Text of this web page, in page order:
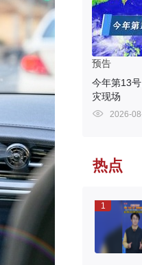
预告
今年第13
灾现场
2026-
热点
1